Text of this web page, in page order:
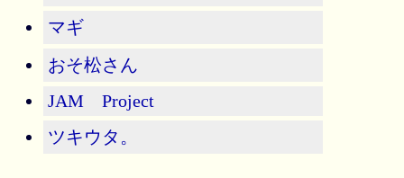
マギ
おそ松さん
JAM Project
ツキウタ。